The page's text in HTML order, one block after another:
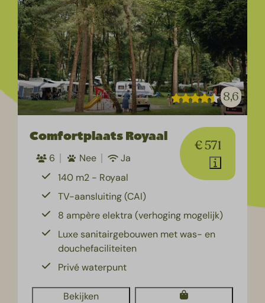
8,6
€ 571
Comfortplaats Royaal
6 Nee
Ja
140 m2 - Royaal
TV-aansluiting (CAI)
8 ampère elektra (verhoging mogelijk)
Luxe sanitairgebouwen met was- en
douchefaciliteiten
Privé waterpunt
Bekijken